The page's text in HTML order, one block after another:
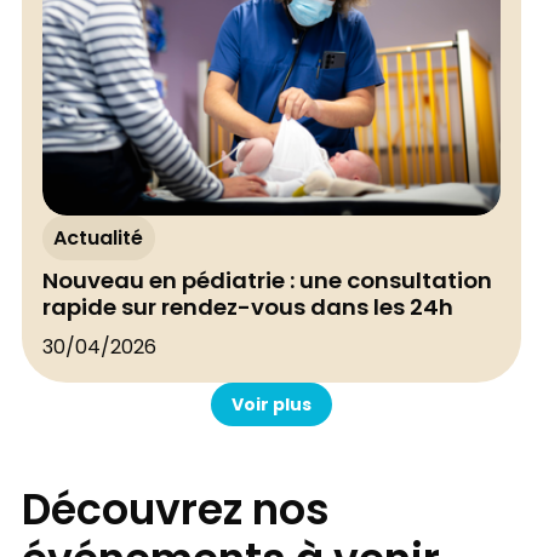
Actualité
Nouveau en pédiatrie : une consultation
rapide sur rendez-vous dans les 24h
30/04/2026
Voir plus
Découvrez nos